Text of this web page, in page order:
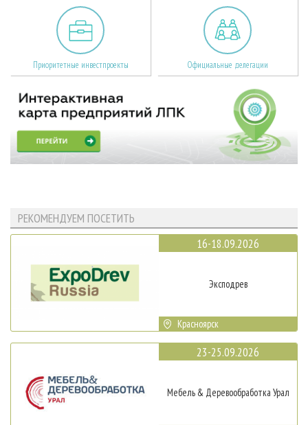
Приоритетные инвестпроекты Официальные делегации
РЕКОМЕНДУЕМ ПОСЕТИТЬ
16-18.09.2026
Эксподрев
Красноярск
23-25.09.2026
Мебель & Деревообработка Урал